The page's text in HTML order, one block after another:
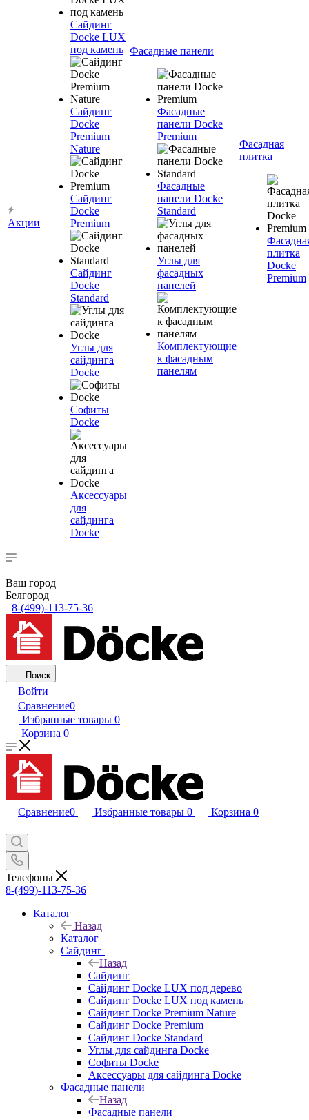
Акции
Сайдинг
Docke LUX
под камень
Сайдинг
Docke
Premium
Nature
Сайдинг
Docke
Premium
Сайдинг
Docke
Standard
Углы для
сайдинга
Docke
Софиты
Docke
Аксессуары
для
сайдинга
Docke
Фасадные панели
Фасадные
панели Docke
Premium
Фасадные
панели Docke
Standard
Углы для
фасадных
панелей
Комплектующие
к фасадным
панелям
Фасадная
плитка
плитка
Docke
Premium
Ваш город
Белгород
8-(499)-113-75-36
Поиск
Войти
Сравнение0
Избранные товары 0
Корзина 0
Сравнение0 Избранные товары 0 Корзина 0
Телефоны
8-(499)-113-75-36
Каталог
Назад
Каталог
Сайдинг
Назад
Сайдинг
Сайдинг Docke LUX под дерево
Сайдинг Docke LUX под камень
Сайдинг Docke Premium Nature
Сайдинг Docke Premium
Сайдинг Docke Standard
Углы для сайдинга Docke
Софиты Docke
Аксессуары для сайдинга Docke
Фасадные панели
Назад
Фасадные панели